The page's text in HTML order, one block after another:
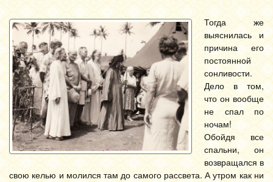
Тогда же
выяснилась и
причина его
постоянной
сонливости.
Дело в том,
что он вообще
не спал по
ночам!
Обойдя все
спальни, он
возвращался в
свою келью и молился там до самого рассвета. А утром как ни